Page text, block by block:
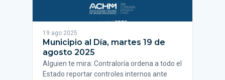
19 ago 2025
Municipio al Día, martes 19 de
agosto 2025
Alguien te mira: Contraloría ordena a todo el
Estado reportar controles internos ante